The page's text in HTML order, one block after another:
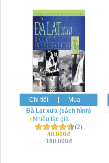
Chi tiết
Mua
Đà Lạt xưa (sách hình)
Nhiều tác giả
(2)
48.000đ
160.000đ